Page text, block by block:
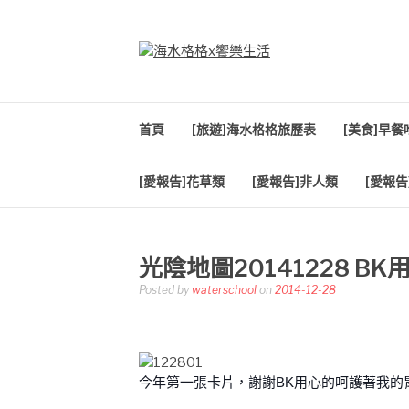
首頁 [旅遊]海水格格旅歷表 [美食]早餐
[愛報告]花草類 [愛報告]非人類 [愛報
光陰地圖20141228 BK
Posted by waterschool on 2014-12-28
今年第一張卡片，謝謝BK用心的呵護著我的